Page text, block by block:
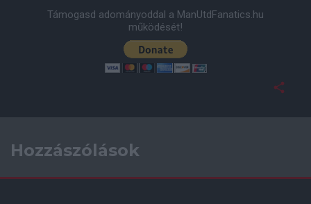
Támogasd adományoddal a ManUtdFanatics.hu
működését!
Hozzászólások